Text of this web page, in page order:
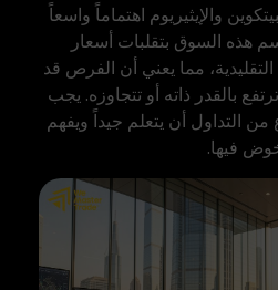
والإيثيريوم اهتماماً واسعاً
هذه السوق بتقلبات أسعار
مما يعني أن الفرص قد
بالقدر ذاته أو تتجاوزه. يجب
التداول أن يتعلم جيداً ويفهم
فيها.